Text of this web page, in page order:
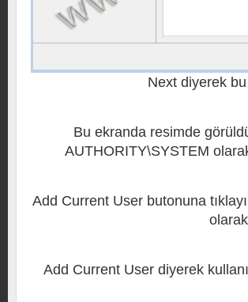
Next diyerek
Bu ekranda resimde
AUTHORITY\SYSTEM
Add Current User butonuna
Add Current User diyerek